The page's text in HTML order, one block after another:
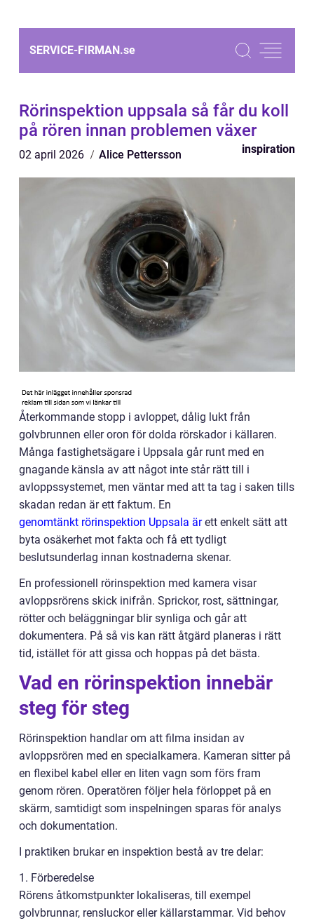
SERVICE-FIRMAN.se
Rörinspektion uppsala så får du koll
på rören innan problemen växer
02 april 2026 Alice Pettersson inspiration
Återkommande stopp i avloppet, dålig lukt från
golvbrunnen eller oron för dolda rörskador i källaren.
Många fastighetsägare i Uppsala går runt med en
gnagande känsla av att något inte står rätt till i
avloppssystemet, men väntar med att ta tag i saken tills
skadan redan är ett faktum. En
genomtänkt rörinspektion Uppsala ärett enkelt sätt att
byta osäkerhet mot fakta och få ett tydligt
beslutsunderlag innan kostnaderna skenar.
En professionell rörinspektion med kamera visar
avloppsrörens skick inifrån. Sprickor, rost, sättningar,
rötter och beläggningar blir synliga och går att
dokumentera. På så vis kan rätt åtgärd planeras i rätt
tid, istället för att gissa och hoppas på det bästa.
Vad en rörinspektion innebär
steg för steg
Rörinspektion handlar om att filma insidan av
avloppsrören med en specialkamera. Kameran sitter på
en flexibel kabel eller en liten vagn som förs fram
genom rören. Operatören följer hela förloppet på en
skärm, samtidigt som inspelningen sparas för analys
och dokumentation.
I praktiken brukar en inspektion bestå av tre delar:
1. Förberedelse
Rörens åtkomstpunkter lokaliseras, till exempel
golvbrunnar, rensluckor eller källarstammar. Vid behov